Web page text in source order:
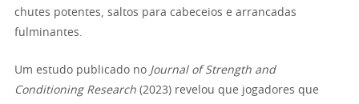
chutes potentes, saltos para cabeceios e arrancadas
fulminantes.
Um estudo publicado no Journal of Strength and
Conditioning Research (2023) revelou que jogadores que